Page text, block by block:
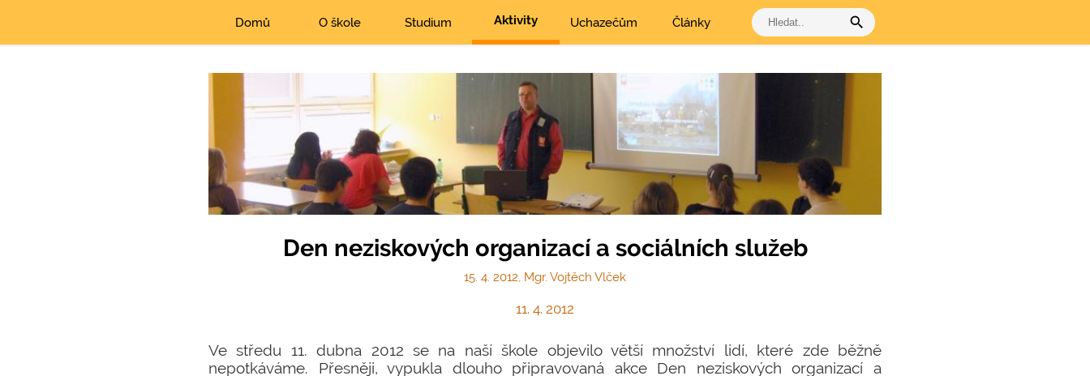
Domů O škole Studium Aktivity Uchazečům Články search
Den neziskových organizací a sociálních služeb
15. 4. 2012, Mgr. Vojtěch Vlček
11. 4. 2012
Ve středu 11. dubna 2012 se na naší škole objevilo větší množství lidí, které zde běžně
nepotkáváme. Přesněji, vypukla dlouho připravovaná akce Den neziskových organizací a